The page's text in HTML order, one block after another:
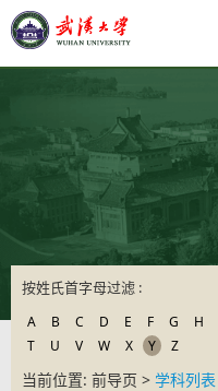
按姓氏首字母过滤 :
A B C D E F G H
T
U V W X Y Z
当前位置: 前导页 > 学科列表